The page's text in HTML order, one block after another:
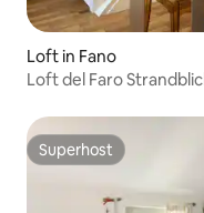
Loft in Fano
Loft del Faro
Superhost
Superhost